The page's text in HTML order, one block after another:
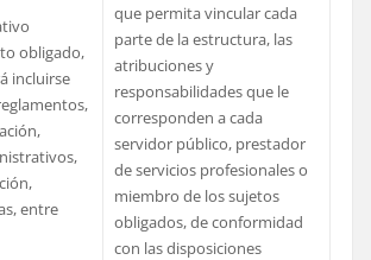
obligado,
incluirse
entre
que permita vincular cada
parte de la estructura, las
atribuciones y
responsabilidades que le
corresponden a cada
servidor público, prestador
de servicios profesionales o
miembro de los sujetos
obligados, de conformidad
con las disposiciones